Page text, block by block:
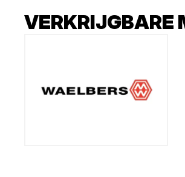
VERKRIJGBARE